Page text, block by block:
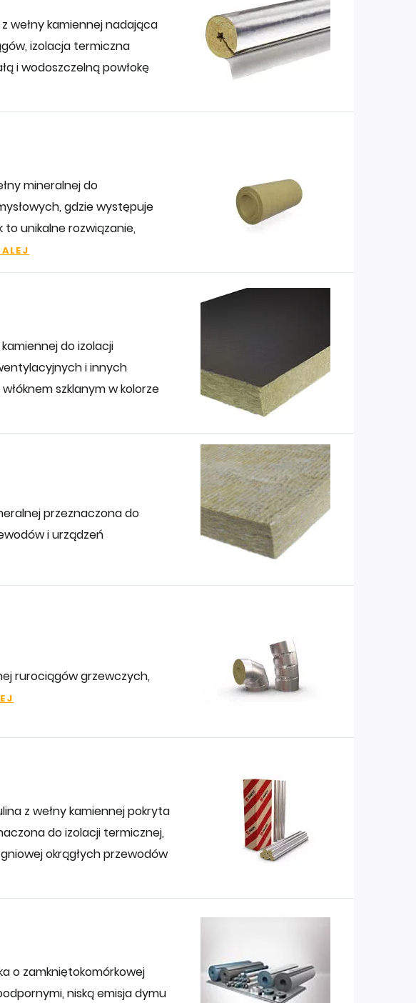
wełny kamiennej nadająca
izolacja termiczna
i wodoszczelną powłokę
mineralnej do
gdzie występuje
to unikalne rozwiązanie,
do izolacji
i innych
szklanym w kolorze
przeznaczona do
i urządzeń
rurociągów grzewczych,
z wełny kamiennej pokryta
do izolacji termicznej,
okrągłych przewodów
o zamkniętokomórkowej
niską emisja dymu